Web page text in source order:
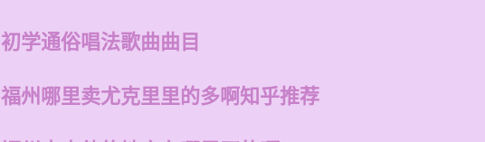
初学通俗唱法歌曲曲目
福州哪里卖尤克里里的多啊知乎推荐